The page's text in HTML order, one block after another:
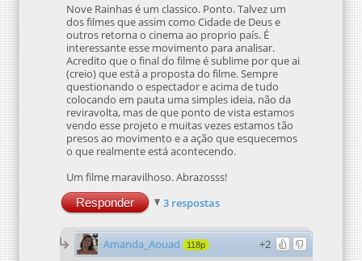
Nove Rainhas é um classico. Ponto. Talvez um
dos filmes que assim como Cidade de Deus e
outros retorna o cinema ao proprio país. É
interessante esse movimento para analisar.
Acredito que o final do filme é sublime por que ai
(creio) que está a proposta do filme. Sempre
questionando o espectador e acima de tudo
colocando em pauta uma simples ideia, não da
reviravolta, mas de que ponto de vista estamos
vendo esse projeto e muitas vezes estamos tão
presos ao movimento e a ação que esquecemos
o que realmente está acontecendo.
Um filme maravilhoso. Abrazosss!
Responder 3 respostas
+2
Amanda_Aouad 118p